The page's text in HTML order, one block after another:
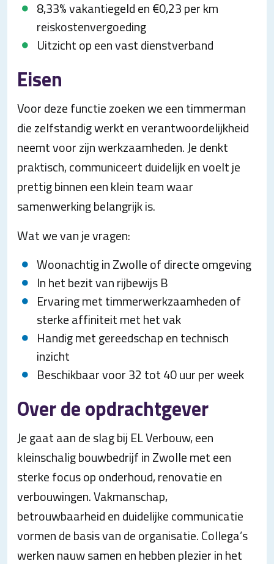
8,33% vakantiegeld en €0,23 per km
reiskostenvergoeding
Uitzicht op een vast dienstverband
Eisen
Voor deze functie zoeken we een timmerman
die zelfstandig werkt en verantwoordelijkheid
neemt voor zijn werkzaamheden. Je denkt
praktisch, communiceert duidelijk en voelt je
prettig binnen een klein team waar
samenwerking belangrijk is.
Wat we van je vragen:
Woonachtig in Zwolle of directe omgeving
In het bezit van rijbewijs B
Ervaring met timmerwerkzaamheden of
sterke affiniteit met het vak
Handig met gereedschap en technisch
inzicht
Beschikbaar voor 32 tot 40 uur per week
Over de opdrachtgever
Je gaat aan de slag bij EL Verbouw, een
kleinschalig bouwbedrijf in Zwolle met een
sterke focus op onderhoud, renovatie en
verbouwingen. Vakmanschap,
betrouwbaarheid en duidelijke communicatie
vormen de basis van de organisatie. Collega’s
werken nauw samen en hebben plezier in het